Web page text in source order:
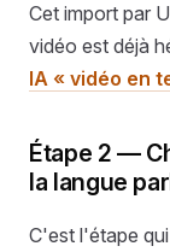
Cet import par
vidéo est déjà
IA « vidéo en
Étape 2 —
la langue
C'est l'étape